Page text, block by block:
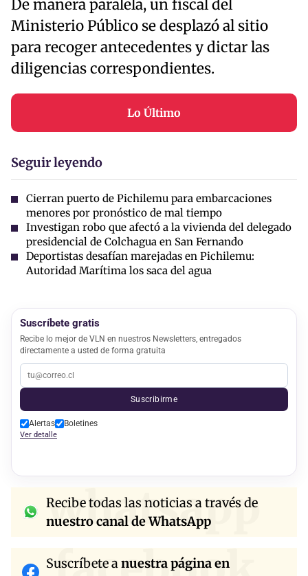
De manera paralela, un fiscal del
Ministerio Público se desplazó al sitio
para recoger antecedentes y dictar las
diligencias correspondientes.
Lo Último
Seguir leyendo
Cierran puerto de Pichilemu para embarcaciones
menores por pronóstico de mal tiempo
Investigan robo que afectó a la vivienda del delegado
presidencial de Colchagua en San Fernando
Deportistas desafían marejadas en Pichilemu:
Autoridad Marítima los saca del agua
Suscríbete gratis
Recibe lo mejor de VLN en nuestros Newsletters, entregados
directamente a usted de forma gratuita
Suscribirme
Alertas Boletines
Ver detalle
whatsapp
Recibe todas las noticias a través de
nuestro canal de WhatsApp
Suscríbete anuestra página en